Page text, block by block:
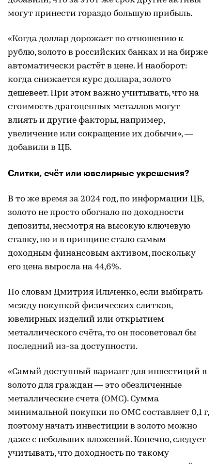
могут принести гораздо большую прибыль.
«Когда доллар дорожает по отношению к
рублю, золото в российских банках и на бирже
автоматически растёт в цене. И наоборот:
когда снижается курс доллара, золото
дешевеет. При этом важно учитывать, что на
стоимость драгоценных металлов могут
влиять и другие факторы, например,
увеличение или сокращение их добычи», —
добавили в ЦБ.
Слитки, счёт или ювелирные укрешения?
В то же время за 2024 год, по информации ЦБ,
золото не просто обогнало по доходности
депозиты, несмотря на высокую ключевую
ставку, но и в принципе стало самым
доходным финансовым активом, поскольку
его цена выросла на 44,6%.
По словам Дмитрия Ильченко, если выбирать
между покупкой физических слитков,
ювелирных изделий или открытием
металлического счёта, то он посоветовал бы
последний из-за доступности.
«Самый доступный вариант для инвестиций в
золото для граждан — это обезличенные
металлические счета (ОМС). Сумма
минимальной покупки по ОМС составляет 0,1 г,
поэтому начать инвестиции в золото можно
даже с небольших вложений. Конечно, следует
учитывать, что доходность по такому